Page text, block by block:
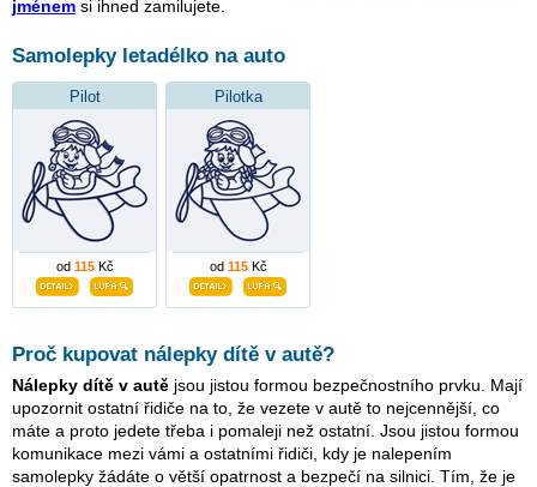
jménem si ihned zamilujete.
Samolepky letadélko na auto
Pilot
od 115Kč
Pilotka
od 115Kč
Proč kupovat nálepky dítě v autě?
Nálepky dítě v autě jsou jistou formou bezpečnostního prvku. Mají
upozornit ostatní řidiče na to, že vezete v autě to nejcennější, co
máte a proto jedete třeba i pomaleji než ostatní. Jsou jistou formou
komunikace mezi vámi a ostatními řidiči, kdy je nalepením
samolepky žádáte o větší opatrnost a bezpečí na silnici. Tím, že je